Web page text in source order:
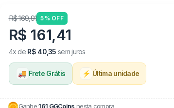
R$ 169,91 5% OFF
R$ 161,41
4x de R$ 40,35 sem juros
🚚 Frete Grátis ⚡ Última unidade
Ganhe161 GGCoins nesta compra